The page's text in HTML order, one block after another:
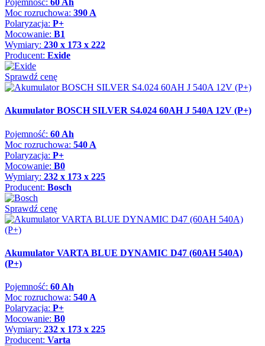
Pojemność: 60 Ah
Moc rozruchowa: 390 A
Polaryzacja: P+
Mocowanie: B1
Wymiary: 230 x 173 x 222
Producent: Exide
Sprawdź cenę
Akumulator BOSCH SILVER S4.024 60AH J 540A 12V (P+)
Pojemność: 60 Ah
Moc rozruchowa: 540 A
Polaryzacja: P+
Mocowanie: B0
Wymiary: 232 x 173 x 225
Producent: Bosch
Sprawdź cenę
Akumulator VARTA BLUE DYNAMIC D47 (60AH 540A)
(P+)
Pojemność: 60 Ah
Moc rozruchowa: 540 A
Polaryzacja: P+
Mocowanie: B0
Wymiary: 232 x 173 x 225
Producent: Varta